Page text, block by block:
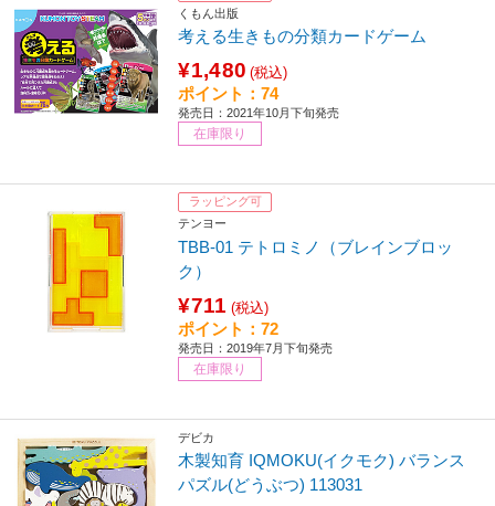
くもん出版
考える生きもの分類カードゲーム
¥1,480 (税込)
ポイント：74
発売日：2021年10月下旬発売
在庫限り
ラッピング可
テンヨー
TBB-01 テトロミノ（ブレインブロッ
ク）
¥711 (税込)
ポイント：72
発売日：2019年7月下旬発売
在庫限り
デビカ
木製知育 IQMOKU(イクモク) バランス
パズル(どうぶつ) 113031